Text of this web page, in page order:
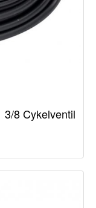
3/8 Cykelventil